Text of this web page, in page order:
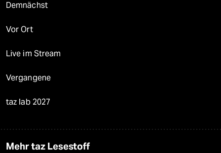
Demnächst
Vor Ort
Live im Stream
Vergangene
taz lab 2027
Mehr taz Lesestoff